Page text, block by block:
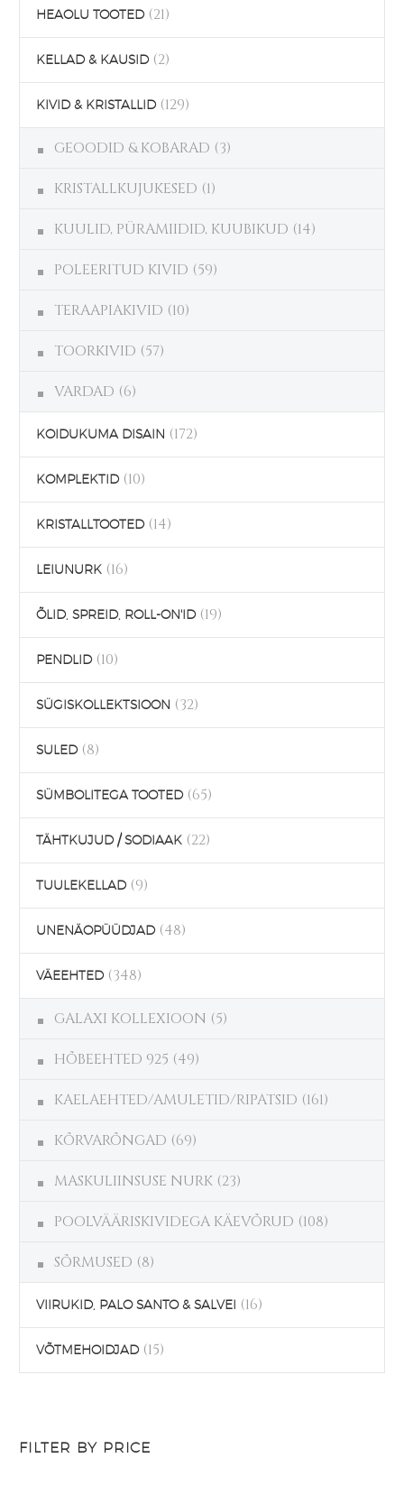
HEAOLU TOOTED (21)
KELLAD & KAUSID (2)
KIVID & KRISTALLID (129)
GEOODID & KOBARAD (3)
KRISTALLKUJUKESED (1)
KUULID, PÜRAMIIDID, KUUBIKUD (14)
POLEERITUD KIVID (59)
TERAAPIAKIVID (10)
TOORKIVID (57)
VARDAD (6)
KOIDUKUMA DISAIN (172)
KOMPLEKTID (10)
KRISTALLTOOTED (14)
LEIUNURK (16)
ÕLID, SPREID, ROLL-ON'ID (19)
PENDLID (10)
SÜGISKOLLEKTSIOON (32)
SULED (8)
SÜMBOLITEGA TOOTED (65)
TÄHTKUJUD / SODIAAK (22)
TUULEKELLAD (9)
UNENÄOPÜÜDJAD (48)
VÄEEHTED (348)
GALAXI KOLLEXIOON (5)
HÕBEEHTED 925 (49)
KAELAEHTED/AMULETID/RIPATSID (161)
KÕRVARÕNGAD (69)
MASKULIINSUSE NURK (23)
POOLVÄÄRISKIVIDEGA KÄEVÕRUD (108)
SÕRMUSED (8)
VIIRUKID, PALO SANTO & SALVEI (16)
VÕTMEHOIDJAD (15)
FILTER BY PRICE